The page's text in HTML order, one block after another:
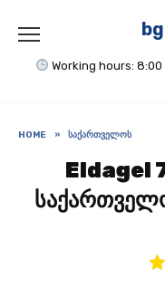
content
Working hours: 8:00
HOME » ᲡᲐᲥᲐᲠᲗᲕᲔᲚᲝᲡ
Eldagel